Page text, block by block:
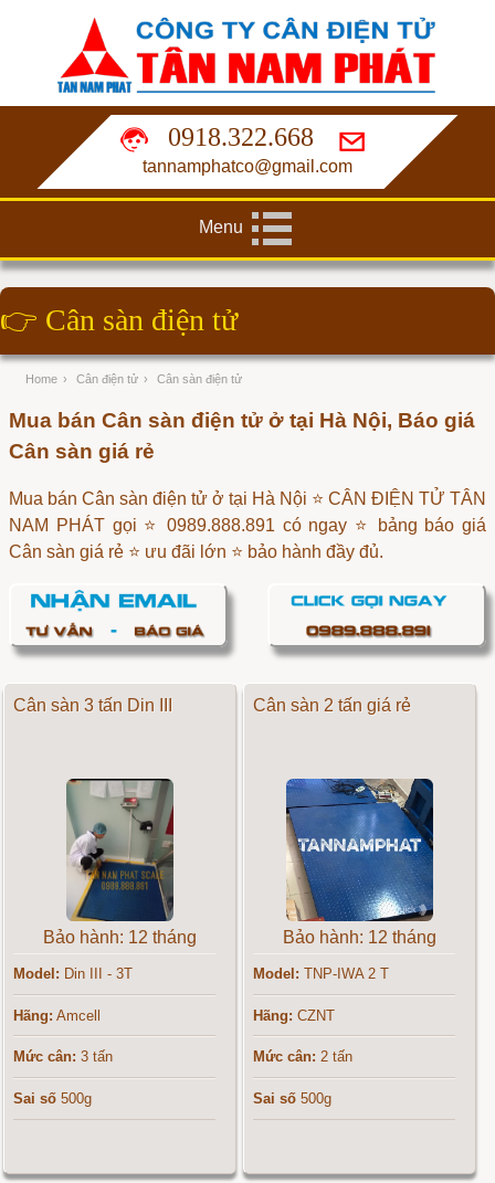
0918.322.668
tannamphatco@gmail.com
Menu
👉 Cân sàn điện tử
Home › Cân điện tử › Cân sàn điện tử
Mua bán Cân sàn điện tử ở tại Hà Nội, Báo giá
Cân sàn giá rẻ
Mua bán Cân sàn điện tử ở tại Hà Nội ⭐ CÂN ĐIỆN TỬ TÂN
NAM PHÁT gọi ⭐ 0989.888.891 có ngay ⭐ bảng báo giá
Cân sàn giá rẻ ⭐ ưu đãi lớn ⭐ bảo hành đầy đủ.
Cân sàn 3 tấn Din III
Bảo hành: 12 tháng
Model: Din III - 3T
Hãng: Amcell
Mức cân: 3 tấn
Sai số 500g
Cân sàn 2 tấn giá rẻ
Bảo hành: 12 tháng
Model: TNP-IWA 2 T
Hãng: CZNT
Mức cân: 2 tấn
Sai số 500g